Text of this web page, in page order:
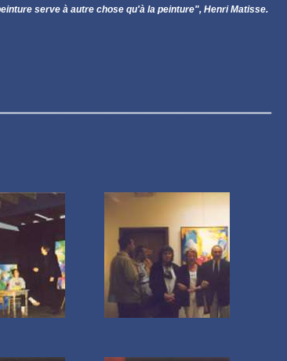
serve à autre chose qu'à la peinture", Henri Matisse.